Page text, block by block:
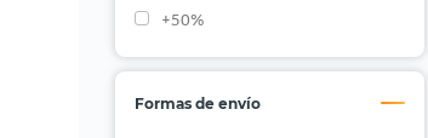
+50%
Formas de envío